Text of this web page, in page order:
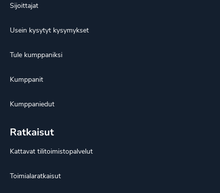
Sijoittajat
Usein kysytyt kysymykset
Tule kumppaniksi
Kumppanit
Kumppaniedut
Ratkaisut
Kattavat tilitoimistopalvelut
Toimialaratkaisut